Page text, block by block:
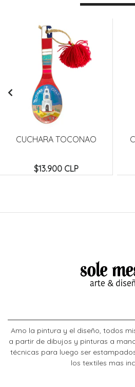
CUCHARA TOCONAO
$13.900 CLP
Amo la pintura y el diseño, todos
a partir de dibujos y pinturas a
técnicas para luego ser
los textiles mas